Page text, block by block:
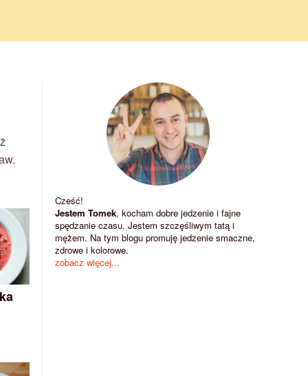
Cześć!
Jestem Tomek, kocham dobre jedzenie i fajne
spędzanie czasu. Jestem szczęśliwym tatą i
mężem. Na tym blogu promuję jedzenie smaczne,
zdrowe i kolorowe.
zobacz więcej...